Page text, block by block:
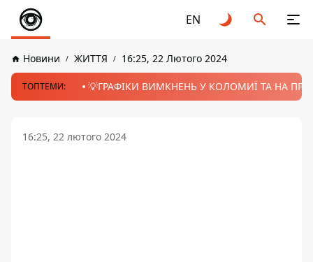
EN
Новини ЖИТТЯ 16:25, 22 Лютого 2024
ТОПТЕМИ: 💡ГРАФІКИ ВИМКНЕНЬ У КОЛОМИЇ ТА НА
16:25, 22 лютого 2024